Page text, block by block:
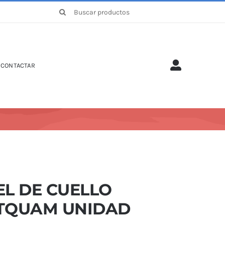
Buscar:
CONTACTAR
DE CUELLO
UNIDAD